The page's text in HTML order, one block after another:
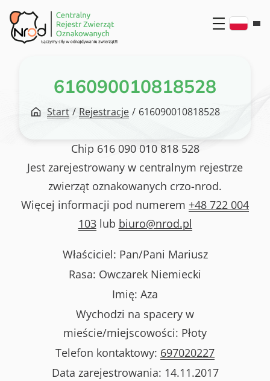
Przejdź
do
treści
616090010818528
Start / Rejestracje / 616090010818528
Chip 616 090 010 818 528
Jest zarejestrowany w centralnym rejestrze
zwierząt oznakowanych crzo-nrod.
Więcej informacji pod numerem +48 722 004
103lub biuro@nrod.pl
Właściciel: Pan/Pani Mariusz
Rasa: Owczarek Niemiecki
Imię: Aza
Wychodzi na spacery w
mieście/miejscowości: Płoty
Telefon kontaktowy: 697020227
Data zarejestrowania: 14.11.2017